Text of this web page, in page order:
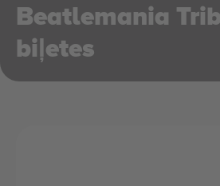
Beatlemania
biļetes